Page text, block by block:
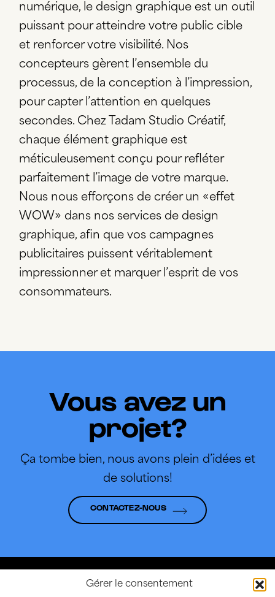
Gérer le consentement
numérique, le design graphique est un outil
puissant pour atteindre votre public cible
et renforcer votre visibilité. Nos
concepteurs gèrent l’ensemble du
processus, de la conception à l’impression,
pour capter l’attention en quelques
secondes. Chez Tadam Studio Créatif,
chaque élément graphique est
méticuleusement conçu pour refléter
parfaitement l’image de votre marque.
Nous nous efforçons de créer un «effet
WOW» dans nos services de design
graphique, afin que vos campagnes
publicitaires puissent véritablement
impressionner et marquer l’esprit de vos
consommateurs.
Vous avez un
projet?
Ça tombe bien, nous avons plein d’idées et
de solutions!
CONTACTEZ-NOUS